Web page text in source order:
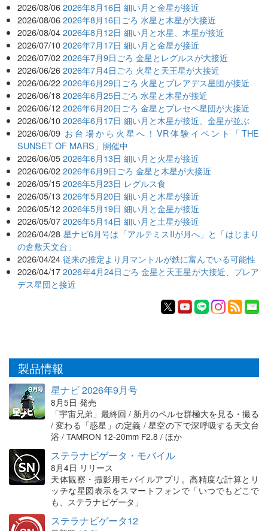
2026/08/06 2026年8月16日 細い月と金星が接近
2026/08/06 2026年8月16日ごろ 水星と木星が大接近
2026/08/04 2026年8月12日 細い月と水星、木星が接近
2026/07/10 2026年7月17日 細い月と金星が接近
2026/07/02 2026年7月9日ごろ 金星とレグルスが大接近
2026/06/26 2026年7月4日ごろ 火星と天王星が大接近
2026/06/22 2026年6月29日ごろ 火星とプレアデス星団が接近
2026/06/18 2026年6月25日ごろ 水星と木星が接近
2026/06/12 2026年6月20日ごろ 金星とプレセペ星団が大接近
2026/06/10 2026年6月17日 細い月と木星が接近、金星が並ぶ
2026/06/09 お台場から火星へ！VR体験イベント「THE
SUNSET OF MARS」開催中
2026/06/05 2026年6月13日 細い月と火星が接近
2026/06/02 2026年6月9日ごろ 金星と木星が大接近
2026/05/15 2026年5月23日 レグルス食
2026/05/13 2026年5月20日 細い月と木星が接近
2026/05/12 2026年5月19日 細い月と金星が接近
2026/05/07 2026年5月14日 細い月と土星が接近
2026/04/28 星ナビ6月号は「アルテミスIIが月へ」と「はじまり
の倉敷天文台」
2026/04/24 従来の推定より月マントルが鉄に富んでいる可能性
2026/04/17 2026年4月24日ごろ 金星と天王星が大接近、プレア
デス星団と接近
製品情報
星ナビ 2026年9月号
8月5日 発売
「宇宙兄弟」最終回 / 新月のペルセ群極大を見る・撮る
/ 変わる「惑星」の定義 / 星空の下で深呼吸する天文台
浴 / TAMRON 12-20mm F2.8 / ほか
ステラナビゲータ・モバイル
8月4日 リリース
天体観察・撮影用モバイルアプリ。高精度な計算とリ
ッチな星図表示をスマートフォンで「いつでもどこで
も、ステラナビゲータ」
ステラナビゲータ12